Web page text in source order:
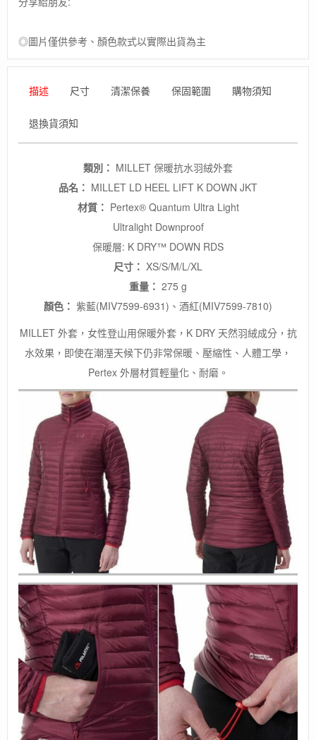
抗
羽
絨
外
◎圖片僅供參考、顏色款式以實際出貨為主
描述 尺寸 清潔保養 保固範圍 購物須知
退換貨須知
類別： MILLET 保暖抗水羽絨外套
品名： MILLET LD HEEL LIFT K DOWN JKT
材質： Pertex® Quantum Ultra Light
Ultralight Downproof
保暖層: K DRY™ DOWN RDS
尺寸： XS/S/M/L/XL
重量： 275 g
顏色： 紫藍(MIV7599-6931)、酒紅(MIV7599-7810)
MILLET 外套，女性登山用保暖外套，K DRY 天然羽絨成分，抗
水效果，即使在潮溼天候下仍非常保暖、壓縮性、人體工學，
Pertex 外層材質輕量化、耐磨。